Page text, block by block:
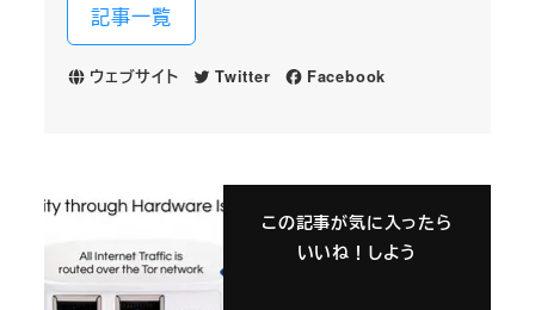
記事一覧
ウェブサイト Twitter Facebook
この記事が気に入ったら
いいね！しよう